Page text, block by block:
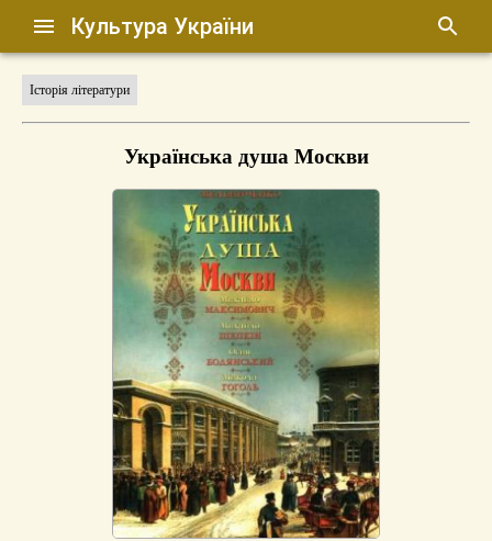
Культура України
Історія літератури
Українська душа Москви